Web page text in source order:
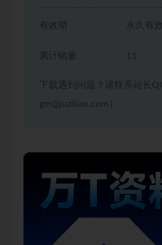
有效期 永久有效
累计销量 11
下载遇到问题？请联系站长
gm@juziliao.com）